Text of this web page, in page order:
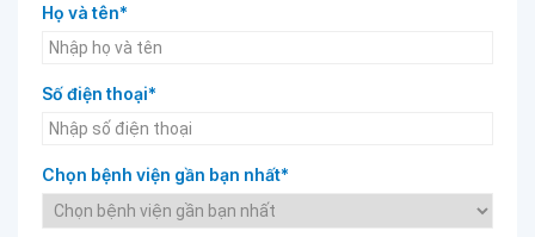
Họ và tên*
Số điện thoại*
Chọn bệnh viện gần bạn nhất*